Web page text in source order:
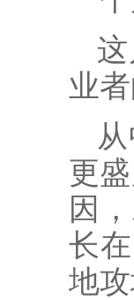
业
更
因
长
地攻